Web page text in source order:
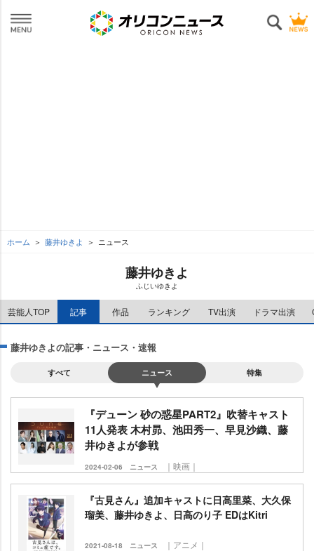
ホーム 藤井ゆきよ ニュース
藤井ゆきよ
ふじいゆきよ
芸能人TOP 記事 作品 ランキング TV出演 ドラマ出演
藤井ゆきよの記事・ニュース・速報
すべて ニュース 特集
『デューン 砂の惑星PART2』吹替キャスト
11人発表 木村昴、池田秀一、早見沙織、藤
井ゆきよが参戦
2024-02-06 ニュース ｜映画｜
『古見さん』追加キャストに日高里菜、大久保
瑠美、藤井ゆきよ、日高のり子 EDはKitri
2021-08-18 ニュース ｜アニメ｜